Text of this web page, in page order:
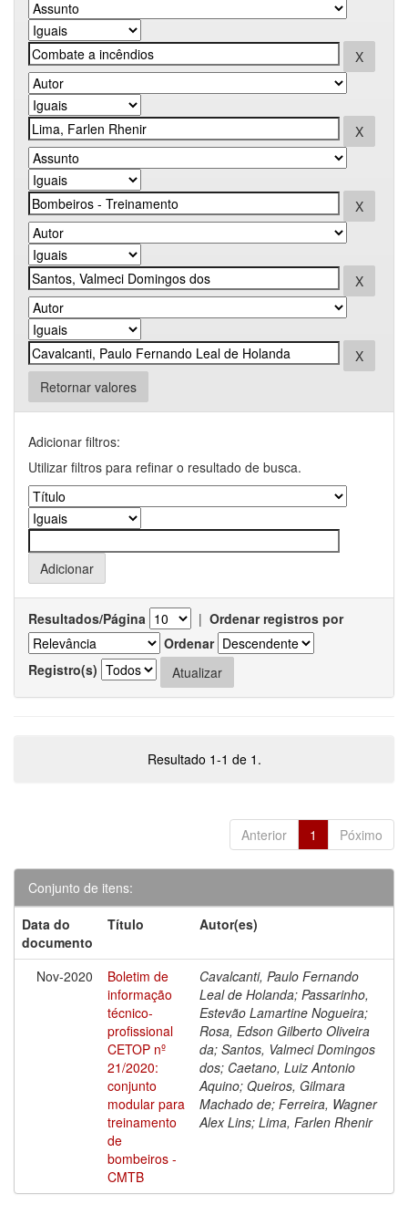
Retornar valores
Adicionar filtros:
Utilizar filtros para refinar o resultado de busca.
Resultados/Página | Ordenar registros por
Ordenar
Registro(s)
Resultado 1-1 de 1.
Anterior 1 Póximo
Conjunto de itens:
Data do
documento
Título Autor(es)
Nov-2020
Boletim de
informação
técnico-
profissional
CETOP nº
21/2020:
conjunto
modular para
treinamento
de
bombeiros -
CMTB
Cavalcanti, Paulo Fernando
Leal de Holanda; Passarinho,
Estevão Lamartine Nogueira;
Rosa, Edson Gilberto Oliveira
da; Santos, Valmeci Domingos
dos; Caetano, Luiz Antonio
Aquino; Queiros, Gilmara
Machado de; Ferreira, Wagner
Alex Lins; Lima, Farlen Rhenir